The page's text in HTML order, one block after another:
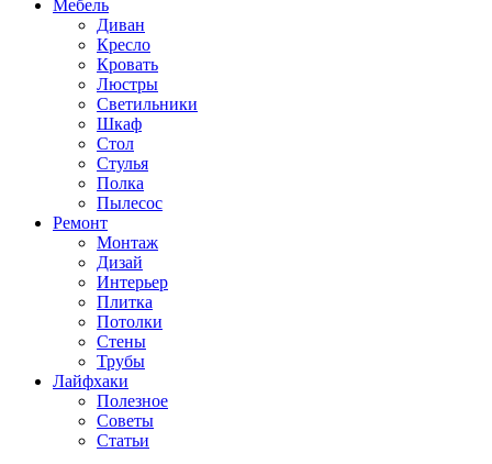
Мебель
Диван
Кресло
Кровать
Люстры
Светильники
Шкаф
Стол
Стулья
Полка
Пылесос
Ремонт
Монтаж
Дизай
Интерьер
Плитка
Потолки
Стены
Трубы
Лайфхаки
Полезное
Советы
Статьи